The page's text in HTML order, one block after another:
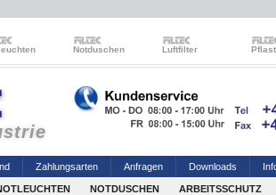
Notduschen Luftfilter
Zahlungsarten Anfragen Downloads
NOTDUSCHEN ARBEITSSCHUTZ